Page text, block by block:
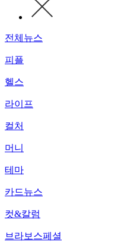
전체뉴스
피플
헬스
라이프
컬처
머니
테마
카드뉴스
컷&칼럼
브라보스페셜